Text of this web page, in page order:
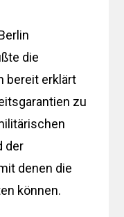
die
bereit erklärt
zu
der
denen die
können.